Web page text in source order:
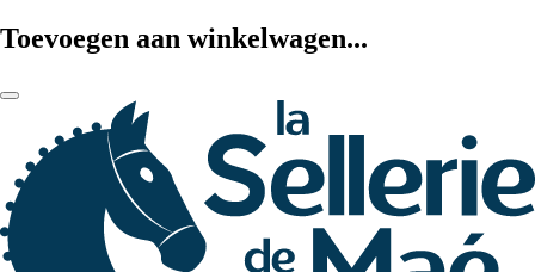
Toevoegen aan winkelwagen...